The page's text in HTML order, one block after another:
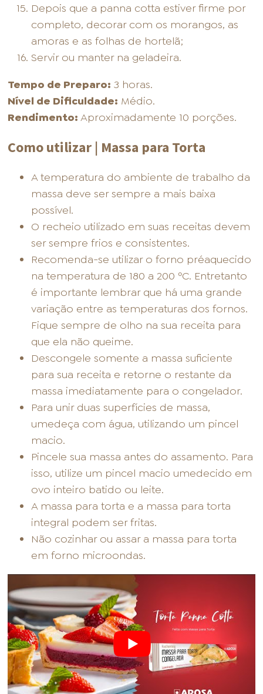
Depois que a panna cotta estiver firme por
completo, decorar com os morangos, as
amoras e as folhas de hortelã;
Servir ou manter na geladeira.
Tempo de Preparo: 3 horas.
Nível de Dificuldade: Médio.
Rendimento: Aproximadamente 10 porções.
Como utilizar | Massa para Torta
A temperatura do ambiente de trabalho da
massa deve ser sempre a mais baixa
possível.
O recheio utilizado em suas receitas devem
ser sempre frios e consistentes.
Recomenda-se utilizar o forno préaquecido
na temperatura de 180 a 200 ºC. Entretanto
é importante lembrar que há uma grande
variação entre as temperaturas dos fornos.
Fique sempre de olho na sua receita para
que ela não queime.
Descongele somente a massa suficiente
para sua receita e retorne o restante da
massa imediatamente para o congelador.
Para unir duas superfícies de massa,
umedeça com água, utilizando um pincel
macio.
Pincele sua massa antes do assamento. Para
isso, utilize um pincel macio umedecido em
ovo inteiro batido ou leite.
A massa para torta e a massa para torta
integral podem ser fritas.
Não cozinhar ou assar a massa para torta
em forno microondas.